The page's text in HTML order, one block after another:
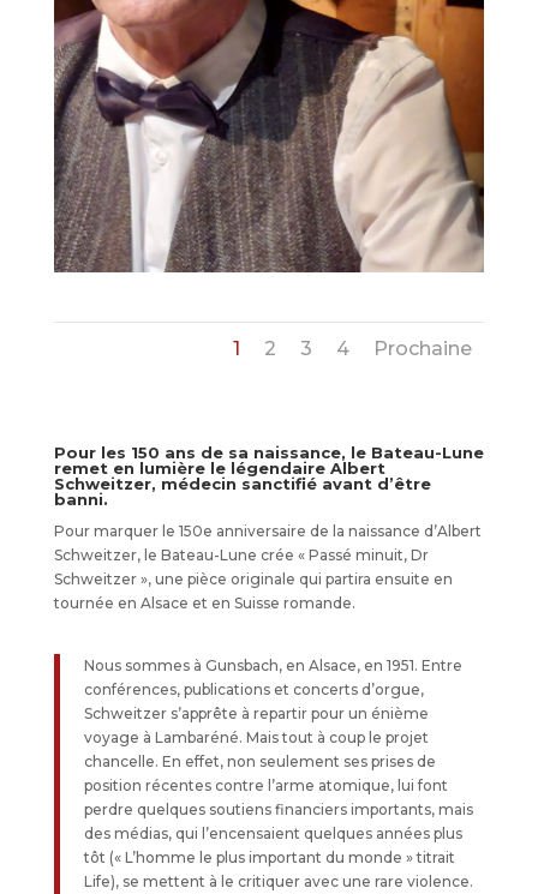
1 2 3 4 Prochaine
Pour les 150 ans de sa naissance, le Bateau-Lune
remet en lumière le légendaire Albert
Schweitzer, médecin sanctifié avant d’être
banni.
Pour marquer le 150e anniversaire de la naissance d’Albert
Schweitzer, le Bateau-Lune crée « Passé minuit, Dr
Schweitzer », une pièce originale qui partira ensuite en
tournée en Alsace et en Suisse romande.
Nous sommes à Gunsbach, en Alsace, en 1951. Entre
conférences, publications et concerts d’orgue,
Schweitzer s’apprête à repartir pour un énième
voyage à Lambaréné. Mais tout à coup le projet
chancelle. En effet, non seulement ses prises de
position récentes contre l’arme atomique, lui font
perdre quelques soutiens financiers importants, mais
des médias, qui l’encensaient quelques années plus
tôt (« L’homme le plus important du monde » titrait
Life), se mettent à le critiquer avec une rare violence.